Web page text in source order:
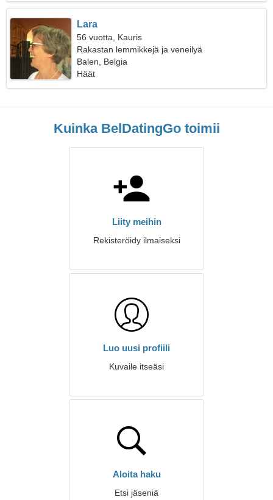
Lara
56 vuotta, Kauris
Rakastan lemmikkejä ja veneilyä
Balen, Belgia
Häät
Kuinka BelDatingGo toimii
Liity meihin
Rekisteröidy ilmaiseksi
Luo uusi profiili
Kuvaile itseäsi
Aloita haku
Etsi jäseniä